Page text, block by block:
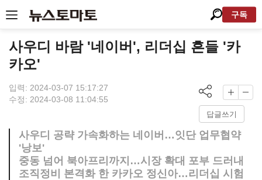
구독
사우디 바람 '네이버', 리더십 흔들 '카
카오'
입력: 2024-03-07 15:17:27
수정: 2024-03-08 11:04:55
답글쓰기
사우디 공략 가속화하는 네이버…잇단 업무협약
'낭보'
중동 넘어 북아프리까지…시장 확대 포부 드러내
조직정비 본격화 한 카카오 정신아…리더십 시험